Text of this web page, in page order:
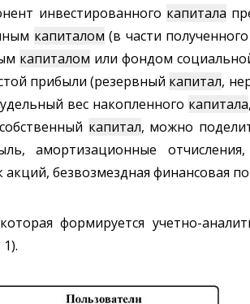
инвестированного капитала
капиталом (в части
капиталом или фондом
прибыли (резервный капитал,
вес накопленного капитала
капитал, можно
амортизационные
безвозмездная финансовая
формируется учетно-